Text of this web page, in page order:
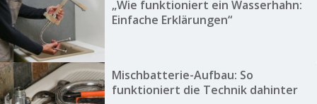
„Wie funktioniert ein Wasserhahn:
Einfache Erklärungen“
Mischbatterie-Aufbau: So
funktioniert die Technik dahinter